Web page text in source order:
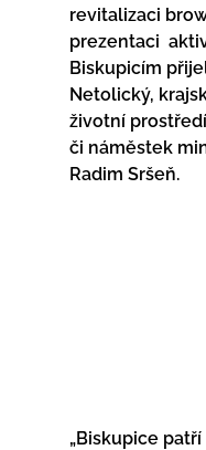
revitalizaci
prezentaci
Biskupicím
Netolický,
životní
či náměstek
Radim Sršeň.
„Biskupice